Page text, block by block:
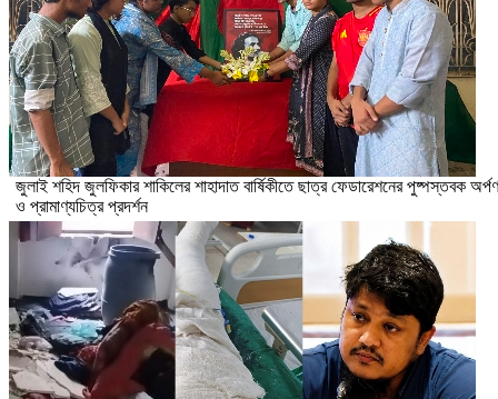
​জুলাই শহিদ জুলফিকার শাকিলের শাহাদাত বার্ষিকীতে ছাত্র ফেডারেশনের পুষ্পস্তবক অর্পণ
ও প্রামাণ্যচিত্র প্রদর্শন